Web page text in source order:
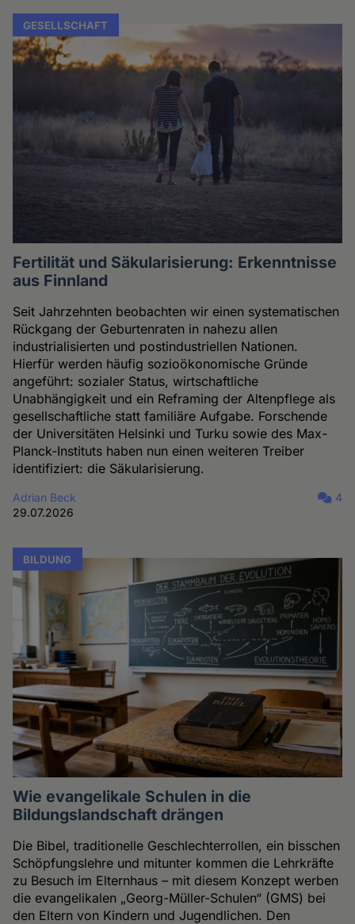
GESELLSCHAFT
Fertilität und Säkularisierung: Erkenntnisse
aus Finnland
Seit Jahrzehnten beobachten wir einen systematischen
Rückgang der Geburtenraten in nahezu allen
industrialisierten und postindustriellen Nationen.
Hierfür werden häufig sozioökonomische Gründe
angeführt: sozialer Status, wirtschaftliche
Unabhängigkeit und ein Reframing der Altenpflege als
gesellschaftliche statt familiäre Aufgabe. Forschende
der Universitäten Helsinki und Turku sowie des Max-
Planck-Instituts haben nun einen weiteren Treiber
identifiziert: die Säkularisierung.
Adrian Beck
29.07.2026
4
BILDUNG
Wie evangelikale Schulen in die
Bildungslandschaft drängen
Die Bibel, traditionelle Geschlechterrollen, ein bisschen
Schöpfungslehre und mitunter kommen die Lehrkräfte
zu Besuch im Elternhaus – mit diesem Konzept werben
die evangelikalen „Georg-Müller-Schulen“ (GMS) bei
den Eltern von Kindern und Jugendlichen. Den